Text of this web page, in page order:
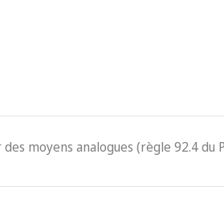
moyens analogues (règle 92.4 du